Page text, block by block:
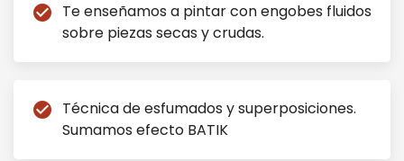
check_circle Te enseñamos a pintar con engobes fluidos
sobre piezas secas y crudas.
check_circle Técnica de esfumados y superposiciones.
Sumamos efecto BATIK